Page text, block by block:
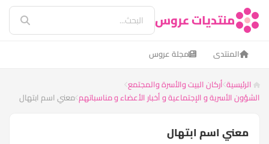
منتديات عروس
المنتدى مجلة عروس
الرئيسية أركان البيت والأسرة والمجتمع
الشؤون الأسرية و الإجتماعية و أخبار الأعضاء و مناسباتهم معني اسم ابتهال
معني اسم ابتهال